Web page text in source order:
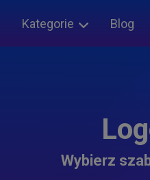
Kategorie Blog
Wybierz